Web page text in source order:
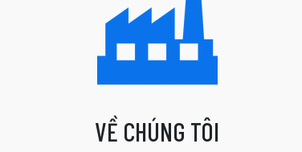
VỀ CHÚNG TÔI